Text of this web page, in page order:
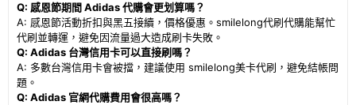
Q: 感恩節期間 Adidas 代購會更划算嗎？
A: 感恩節活動折扣與黑五接續，價格優惠。smilelong代刷代購能幫忙
代刷並轉運，避免因流量過大造成刷卡失敗。
Q: Adidas 台灣信用卡可以直接刷嗎？
A: 多數台灣信用卡會被擋，建議使用 smilelong美卡代刷，避免結帳問
題。
Q: Adidas 官網代購費用會很高嗎？